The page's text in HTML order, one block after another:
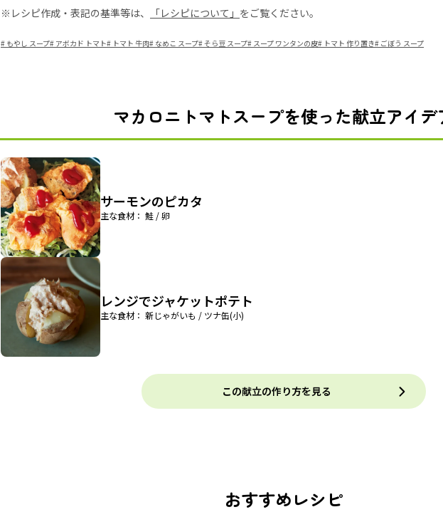
※レシピ作成・表記の基準等は、
「レシピについて」 をご覧ください。
# もやし スープ# アボカド トマト# トマト 牛肉# なめこ スープ#そら豆 スープ# スープ ワンタンの皮# トマト 作り置き# ごぼう スープ
マカロニトマトスープを使った献立アイデ
サーモンのピカタ
主な食材： 鮭 / 卵
レンジでジャケットポテト
主な食材： 新じゃがいも / ツナ缶(小)
この献立の作り方を見る
おすすめレシピ